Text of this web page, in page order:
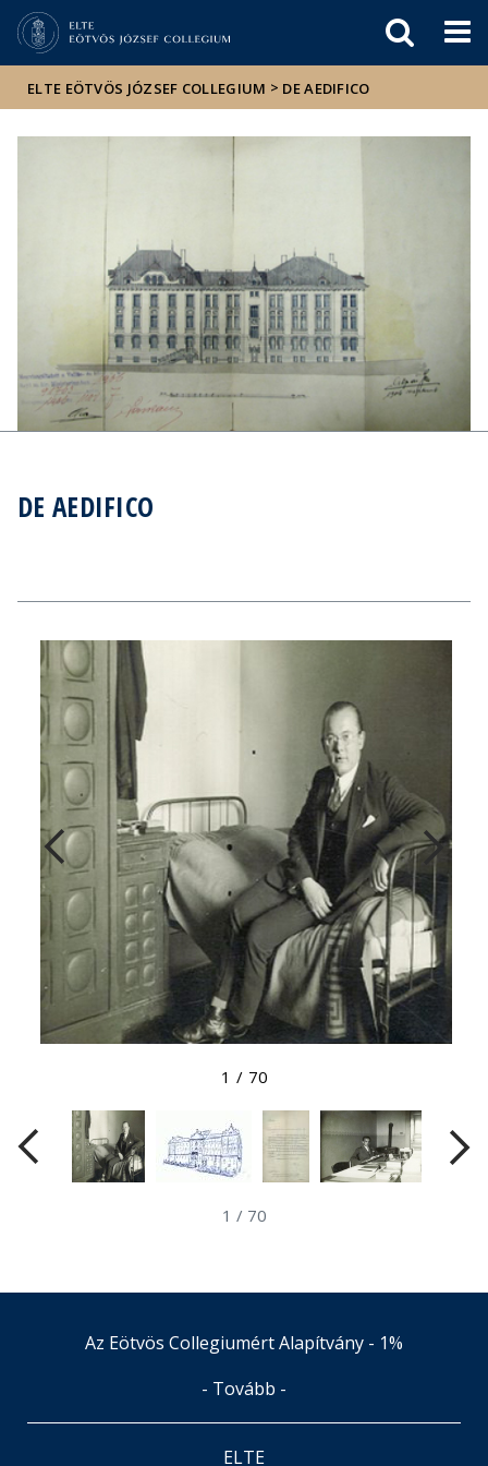
sajtóban
ELTE EÖTVÖS JÓZSEF COLLEGIUM > DE AEDIFICO
DE AEDIFICO
1 / 70
1 / 70
Az Eötvös Collegiumért Alapítvány - 1%
- Tovább -
ELTE